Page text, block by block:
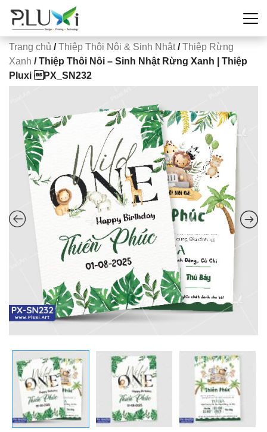
Trang chủ /Thiệp Thôi Nôi & Sinh Nhật/Thiệp Rừng
Xanh / Thiệp Thôi Nôi – Sinh Nhật Rừng Xanh | Thiệp
Pluxi PX_SN232